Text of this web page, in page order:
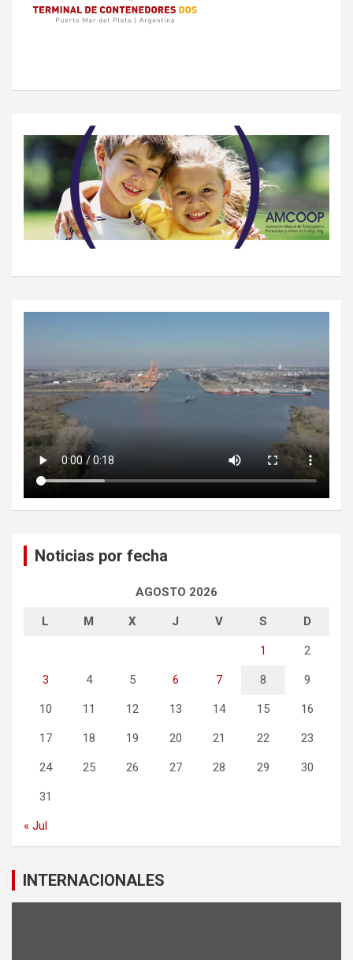
Noticias por fecha
AGOSTO 2026
L M X J V S D
1 2
3 4 5 6 7 8 9
10 11 12 13 14 15 16
17 18 19 20 21 22 23
24 25 26 27 28 29 30
31
« Jul
INTERNACIONALES